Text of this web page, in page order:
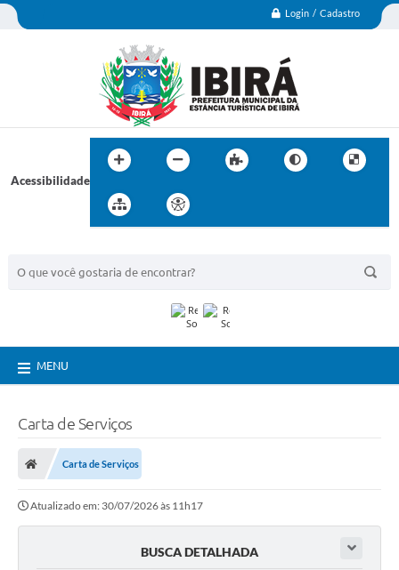
Login / Cadastro
Acessibilidade
MENU
Carta de Serviços
Carta de Serviços
Atualizado em: 30/07/2026 às 11h17
BUSCA DETALHADA